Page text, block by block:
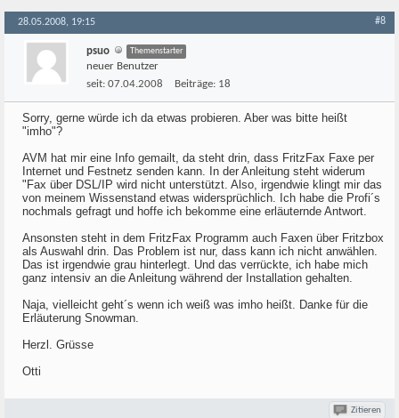
28.05.2008, 19:15 #8
psuo Themenstarter
neuer Benutzer
seit: 07.04.2008 Beiträge: 18
Sorry, gerne würde ich da etwas probieren. Aber was bitte heißt
"imho"?
AVM hat mir eine Info gemailt, da steht drin, dass FritzFax Faxe per
Internet und Festnetz senden kann. In der Anleitung steht widerum
"Fax über DSL/IP wird nicht unterstützt. Also, irgendwie klingt mir das
von meinem Wissenstand etwas widersprüchlich. Ich habe die Profi´s
nochmals gefragt und hoffe ich bekomme eine erläuternde Antwort.
Ansonsten steht in dem FritzFax Programm auch Faxen über Fritzbox
als Auswahl drin. Das Problem ist nur, dass kann ich nicht anwählen.
Das ist irgendwie grau hinterlegt. Und das verrückte, ich habe mich
ganz intensiv an die Anleitung während der Installation gehalten.
Naja, vielleicht geht´s wenn ich weiß was imho heißt. Danke für die
Erläuterung Snowman.
Herzl. Grüsse
Otti
Zitieren